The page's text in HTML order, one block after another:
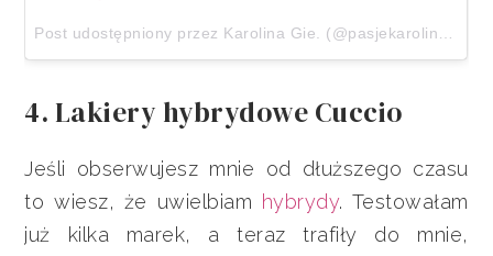
4. Lakiery hybrydowe Cuccio
Jeśli obserwujesz mnie od dłuższego czasu
to wiesz, że uwielbiam hybrydy. Testowałam
już kilka marek, a teraz trafiły do mnie,